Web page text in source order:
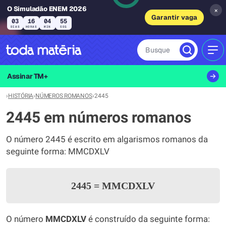
O Simuladão ENEM 2026
03
DIAS
16
HORAS
04
MIN
55
SEG
Garantir vaga
×
Busque
Assinar TM+
›HISTÓRIA›NÚMEROS ROMANOS›2445
2445 em números romanos
O número 2445 é escrito em algarismos romanos da
seguinte forma: MMCDXLV
2445 = MMCDXLV
O número MMCDXLV é construído da seguinte forma: